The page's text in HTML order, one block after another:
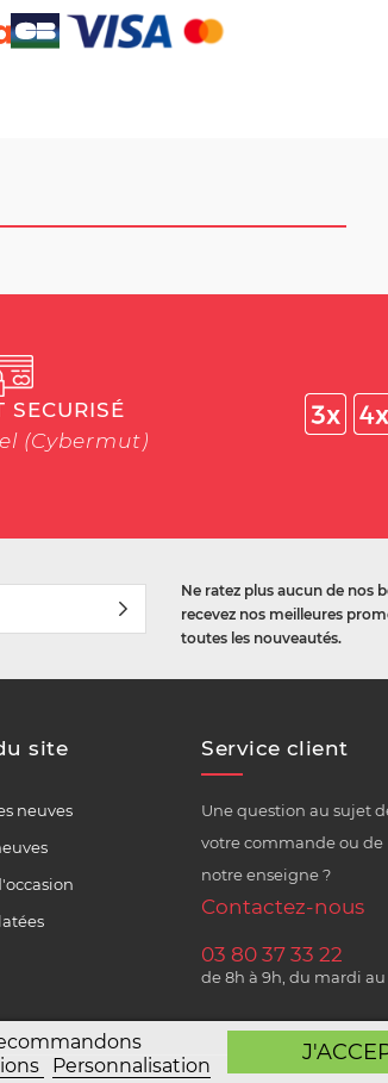
Personnalisation
SECURISÉ
(Cybermut)
Ne ratez plus aucun de nos
recevez nos meilleures
toutes les nouveautés.
site
neuves
Service client
Une question au sujet
votre commande ou de
notre enseigne ?
Contactez-nous
03 80 37 33 22
de 8h à 9h, du mardi